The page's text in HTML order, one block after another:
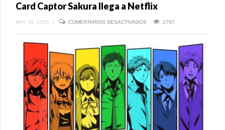
Card Captor Sakura llega a Netflix
MAY 19, 2020 | COMENTARIOS DESACTIVADOS
CAPTOR
LLEGA
NETFLIX
2797